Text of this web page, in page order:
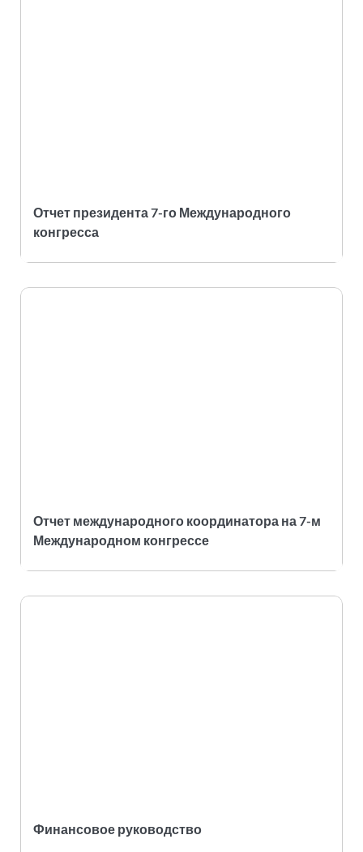
Отчет президента 7-го Международного
конгресса
Отчет международного координатора на 7-м
Международном конгрессе
Финансовое руководство